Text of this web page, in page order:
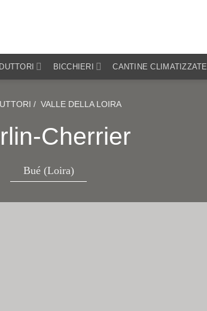
BICCHIERI CANTINE CLIMATIZZATE
/ VALLE DELLA LOIRA
Cherrier
Bué (Loira)